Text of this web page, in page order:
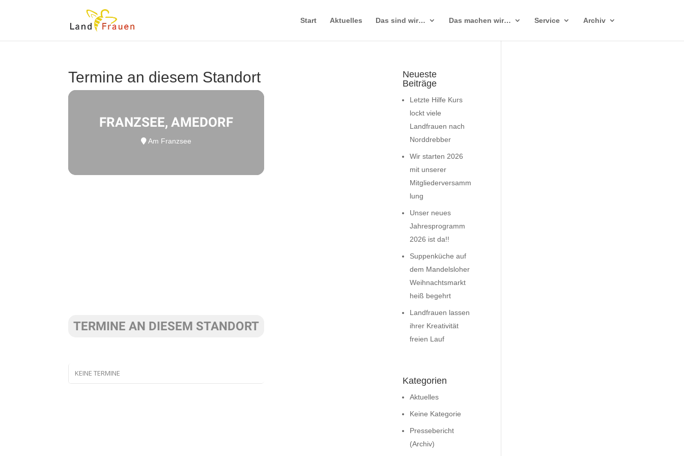
Start Aktuelles Das sind wir… Das machen wir… Service Archiv
Termine an diesem Standort
FRANZSEE, AMEDORF
Am Franzsee
TERMINE AN DIESEM STANDORT
KEINE TERMINE
Neueste
Beiträge
Letzte Hilfe Kurs
lockt viele
Landfrauen nach
Norddrebber
Wir starten 2026
mit unserer
Mitgliederversamm
lung
Unser neues
Jahresprogramm
2026 ist da!!
Suppenküche auf
dem Mandelsloher
Weihnachtsmarkt
heiß begehrt
Landfrauen lassen
ihrer Kreativität
freien Lauf
Kategorien
Aktuelles
Keine Kategorie
Pressebericht
(Archiv)